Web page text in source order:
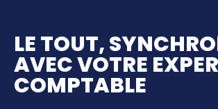
LE TOUT,
AVEC VOTRE
COMPTABLE